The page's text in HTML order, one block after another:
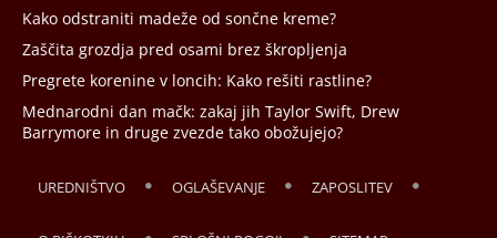
Kako odstraniti madeže od sončne kreme?
Zaščita grozdja pred osami brez škropljenja
Pregrete korenine v loncih: Kako rešiti rastline?
Mednarodni dan mačk: zakaj jih Taylor Swift, Drew
Barrymore in druge zvezde tako obožujejo?
UREDNIŠTVO OGLAŠEVANJE ZAPOSLITEV